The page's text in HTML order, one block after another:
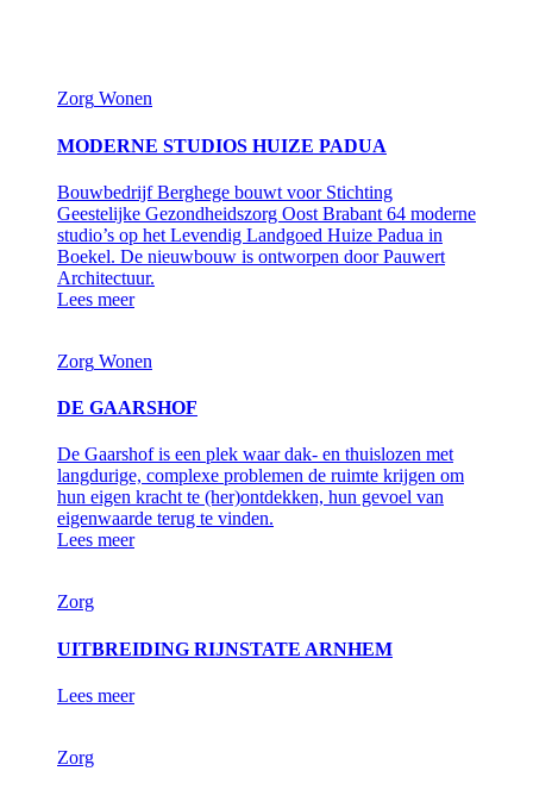
Zorg Wonen
MODERNE STUDIOS HUIZE PADUA
Bouwbedrijf Berghege bouwt voor Stichting
Geestelijke Gezondheidszorg Oost Brabant 64 moderne
studio’s op het Levendig Landgoed Huize Padua in
Boekel. De nieuwbouw is ontworpen door Pauwert
Architectuur.
Lees meer
Zorg Wonen
DE GAARSHOF
De Gaarshof is een plek waar dak- en thuislozen met
langdurige, complexe problemen de ruimte krijgen om
hun eigen kracht te (her)ontdekken, hun gevoel van
eigenwaarde terug te vinden.
Lees meer
Zorg
UITBREIDING RIJNSTATE ARNHEM
Lees meer
Zorg